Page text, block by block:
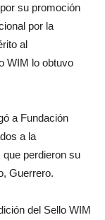
su promoción
por la
al
WIM lo obtuvo
a Fundación
a la
perdieron su
Guerrero.
del Sello WIM